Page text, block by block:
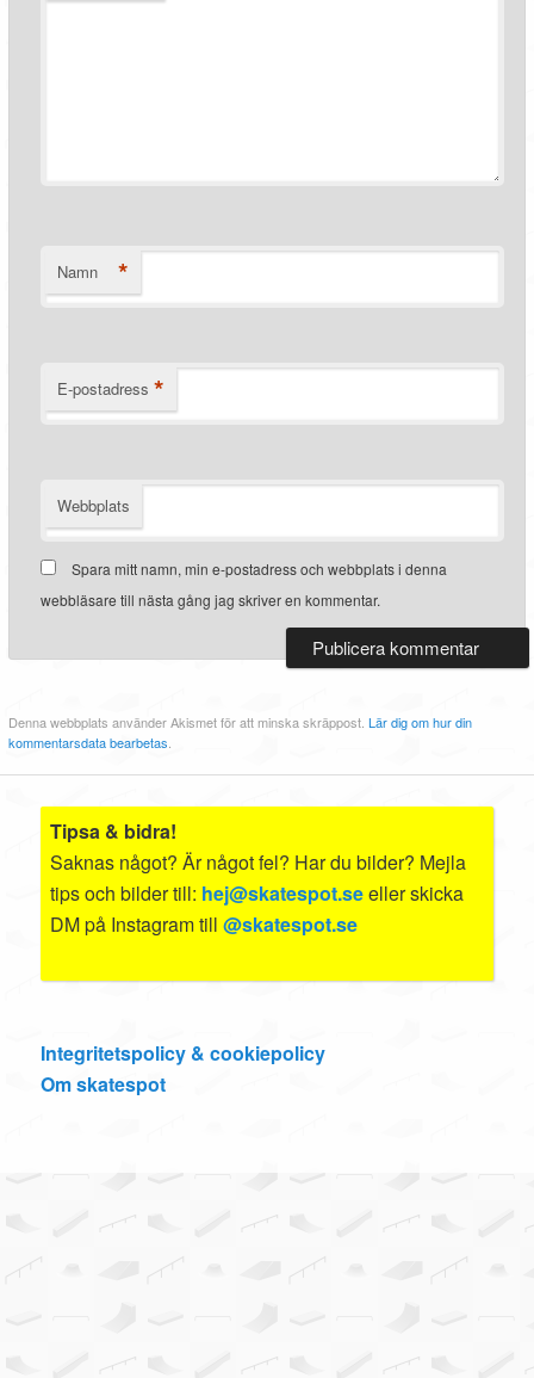
Namn *
E-postadress *
Webbplats
Spara mitt namn, min e-postadress och webbplats i denna
webbläsare till nästa gång jag skriver en kommentar.
Denna webbplats använder Akismet för att minska skräppost.Lär dig om hur din
kommentarsdata bearbetas.
Tipsa & bidra!
Saknas något? Är något fel? Har du bilder? Mejla
tips och bilder till: hej@skatespot.seeller skicka
DM på Instagram till@skatespot.se
Integritetspolicy & cookiepolicy
Om skatespot